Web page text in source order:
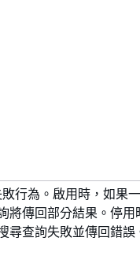
行為。啟用時，如果
將傳回部分結果。停用
尋查詢失敗並傳回錯誤